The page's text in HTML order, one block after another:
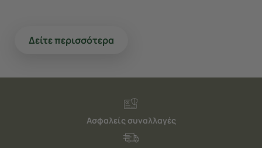
Δείτε περισσότερα
Ασφαλείς συναλλαγές